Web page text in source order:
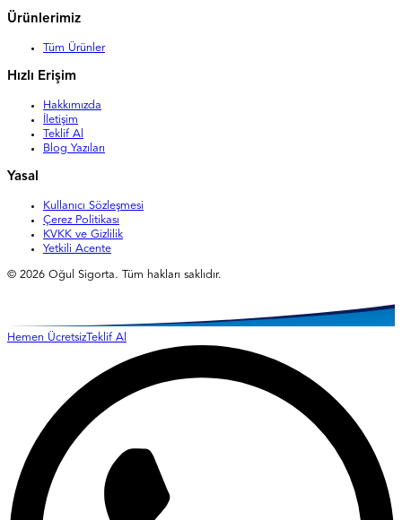
Ürünlerimiz
Tüm Ürünler
Hızlı Erişim
Hakkımızda
İletişim
Teklif Al
Blog Yazıları
Yasal
Kullanıcı Sözleşmesi
Çerez Politikası
KVKK ve Gizlilik
Yetkili Acente
© 2026 Oğul Sigorta. Tüm hakları saklıdır.
Hemen ÜcretsizTeklif Al